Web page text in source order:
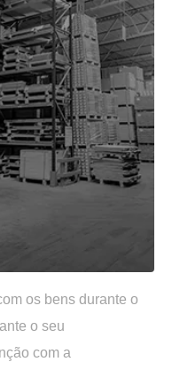
os bens durante o
o seu
com a